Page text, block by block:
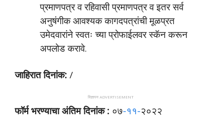
प्रमाणपत्र व रहिवासी प्रमाणपत्र व इतर सर्व
अनुषंगीक आवश्यक कागदपत्रांची मूळप्रत
उमेदवारांने स्वतः च्या प्रोफाईलवर स्कॅन करून
अपलोड करावे.
जाहिरात दिनांक: /
विज्ञापन ADVERTISEMENT
फॉर्म भरण्याचा अंतिम दिनांक : ०७-११-२०२२